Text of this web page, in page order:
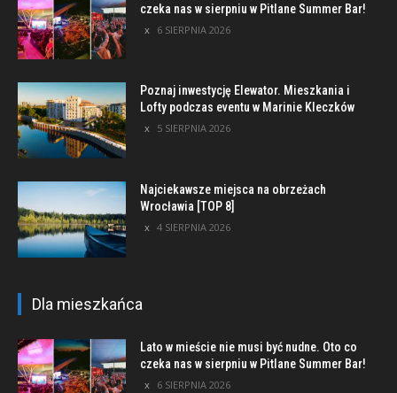
czeka nas w sierpniu w Pitlane Summer Bar!
6 SIERPNIA 2026
Poznaj inwestycję Elewator. Mieszkania i
Lofty podczas eventu w Marinie Kleczków
5 SIERPNIA 2026
Najciekawsze miejsca na obrzeżach
Wrocławia [TOP 8]
4 SIERPNIA 2026
Dla mieszkańca
Lato w mieście nie musi być nudne. Oto co
czeka nas w sierpniu w Pitlane Summer Bar!
6 SIERPNIA 2026